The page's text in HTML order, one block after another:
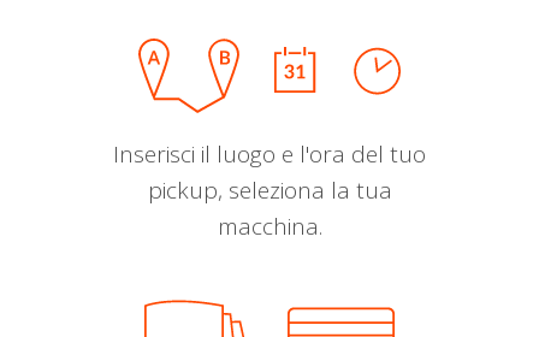
Inserisci il luogo e l'ora del tuo
pickup, seleziona la tua
macchina.